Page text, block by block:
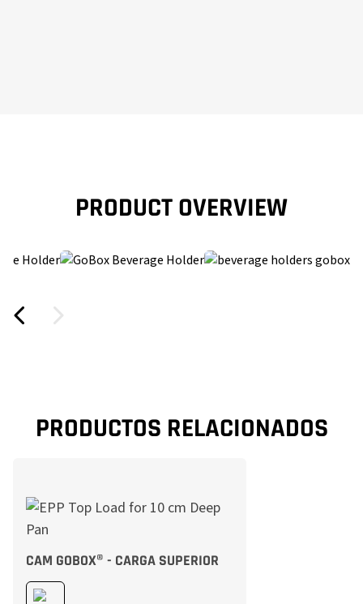
PRODUCT OVERVIEW
PRODUCTOS RELACIONADOS
CAM GOBOX® - CARGA SUPERIOR